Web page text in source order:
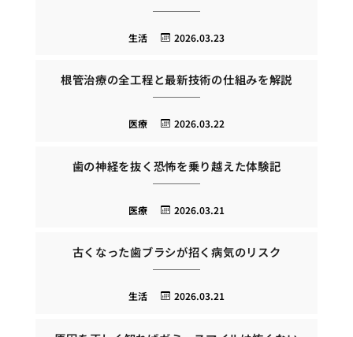
2026.03.23
生活
根管治療の全工程と最新技術の仕組みを解説
2026.03.22
医療
歯の神経を抜く恐怖を乗り越えた体験記
2026.03.21
医療
古くなった歯ブラシが招く病気のリスク
2026.03.21
生活